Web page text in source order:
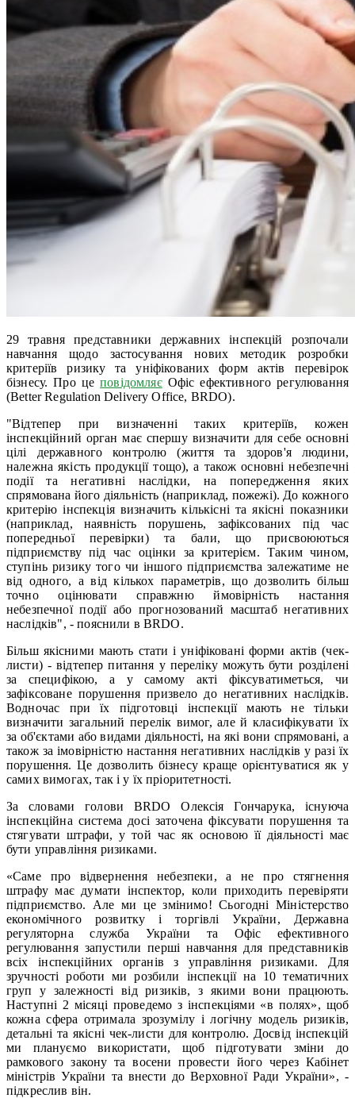
29 травня представники державних інспекцій розпочали
навчання щодо застосування нових методик розробки
критеріїв ризику та уніфікованих форм актів перевірок
бізнесу. Про цеповідомляєОфіс ефективного регулювання
(Better Regulation Delivery Office, BRDO).
"Відтепер при визначенні таких критеріїв, кожен
інспекційний орган має спершу визначити для себе основні
цілі державного контролю (життя та здоров'я людини,
належна якість продукції тощо), а також основні небезпечні
події та негативні наслідки, на попередження яких
спрямована його діяльність (наприклад, пожежі). До кожного
критерію інспекція визначить кількісні та якісні показники
(наприклад, наявність порушень, зафіксованих під час
попередньої перевірки) та бали, що присвоюються
підприємству під час оцінки за критерієм. Таким чином,
ступінь ризику того чи іншого підприємства залежатиме не
від одного, а від кількох параметрів, що дозволить більш
точно оцінювати справжню ймовірність настання
небезпечної події або прогнозований масштаб негативних
наслідків", - пояснили в BRDO.
Більш якісними мають стати і уніфіковані форми актів (чек-
листи) - відтепер питання у переліку можуть бути розділені
за специфікою, а у самому акті фіксуватиметься, чи
зафіксоване порушення призвело до негативних наслідків.
Водночас при їх підготовці інспекції мають не тільки
визначити загальний перелік вимог, але й класифікувати їх
за об'єктами або видами діяльності, на які вони спрямовані, а
також за імовірністю настання негативних наслідків у разі їх
порушення. Це дозволить бізнесу краще орієнтуватися як у
самих вимогах, так і у їх пріоритетності.
За словами голови BRDO Олексія Гончарука, існуюча
інспекційна система досі заточена фіксувати порушення та
стягувати штрафи, у той час як основою її діяльності має
бути управління ризиками.
«Саме про відвернення небезпеки, а не про стягнення
штрафу має думати інспектор, коли приходить перевіряти
підприємство. Але ми це змінимо! Сьогодні Міністерство
економічного розвитку і торгівлі України, Державна
регуляторна служба України та Офіс ефективного
регулювання запустили перші навчання для представників
всіх інспекційних органів з управління ризиками. Для
зручності роботи ми розбили інспекції на 10 тематичних
груп у залежності від ризиків, з якими вони працюють.
Наступні 2 місяці проведемо з інспекціями «в полях», щоб
кожна сфера отримала зрозумілу і логічну модель ризиків,
детальні та якісні чек-листи для контролю. Досвід інспекцій
ми плануємо використати, щоб підготувати зміни до
рамкового закону та восени провести його через Кабінет
міністрів України та внести до Верховної Ради України», -
підкреслив він.